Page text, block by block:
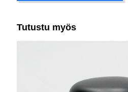
Tutustu myös